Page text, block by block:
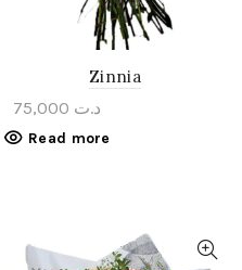
Zinnia
د.ت
Read more